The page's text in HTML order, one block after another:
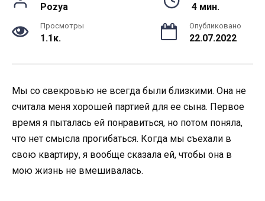
Pozya 4 мин.
Просмотры
1.1к.
Опубликовано
22.07.2022
Мы со свекровью не всегда были близкими. Она не
считала меня хорошей партией для ее сына. Первое
время я пыталась ей понравиться, но потом поняла,
что нет смысла прогибаться. Когда мы съехали в
свою квартиру, я вообще сказала ей, чтобы она в
мою жизнь не вмешивалась.